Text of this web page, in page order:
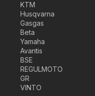
KTM
Husqvarna
Gasgas
Beta
Yamaha
Avantis
BSE
REGULMOTO
GR
VINTO